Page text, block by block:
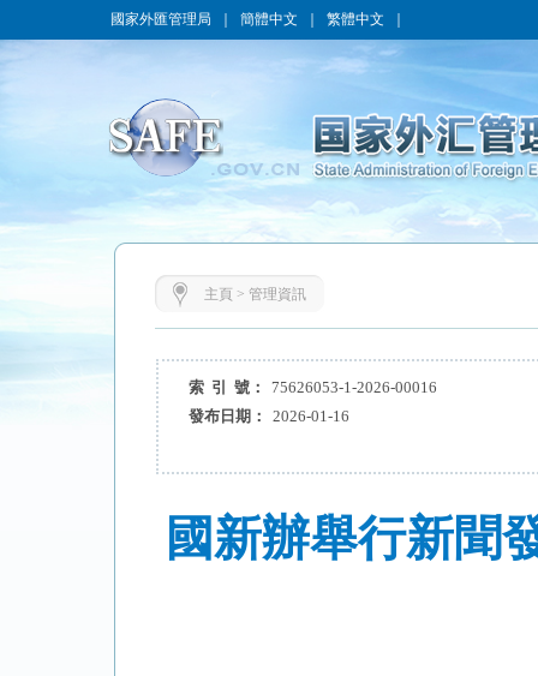
國家外匯管理局 簡體中文 繁體中文
主頁 > 管理資訊
索 引 號：
75626053-1-2026-00016
發布日期：
2026-01-16
國新辦舉行新聞